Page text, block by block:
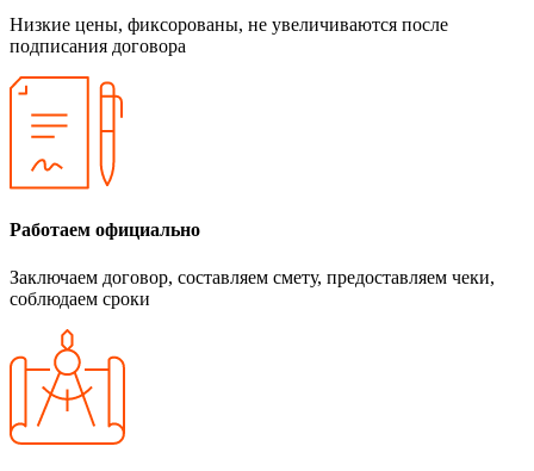
Низкие цены, фиксорованы, не увеличиваются после
подписания договора
Работаем официально
Заключаем договор, составляем смету, предоставляем чеки,
соблюдаем сроки